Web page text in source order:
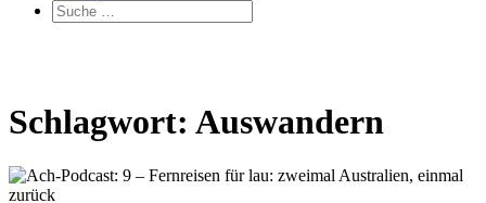
Schlagwort: Auswandern